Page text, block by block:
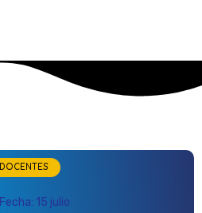
DOCENTES
Fecha: 15 julio